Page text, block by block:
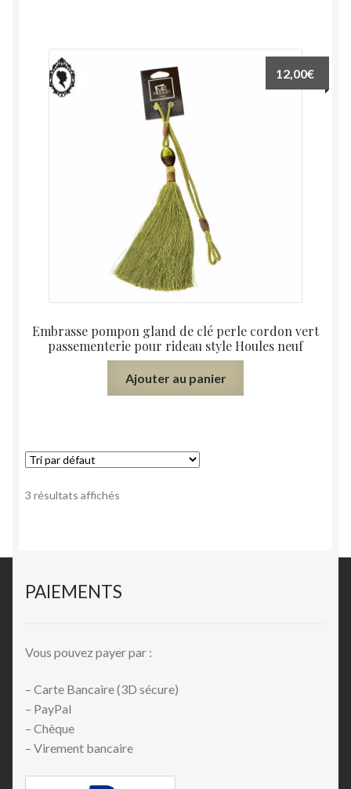
Embrasse pompon gland de clé perle cordon vert
passementerie pour rideau style Houles neuf
12,00€
Ajouter au panier
3 résultats affichés
PAIEMENTS
Vous pouvez payer par :
– Carte Bancaire (3D sécure)
– PayPal
– Chèque
– Virement bancaire